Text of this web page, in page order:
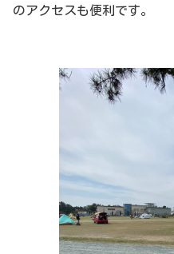
のアクセスも便利です。